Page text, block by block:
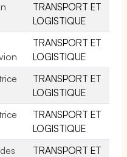
TRANSPORT ET
LOGISTIQUE
TRANSPORT ET
LOGISTIQUE
TRANSPORT ET
LOGISTIQUE
TRANSPORT ET
LOGISTIQUE
TRANSPORT ET